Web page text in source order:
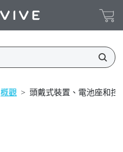
概觀 > 頭戴式裝置、電池座和控